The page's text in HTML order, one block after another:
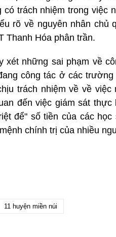
trách nhiệm trong việc
rõ về nguyên nhân chủ
Thanh Hóa phân trần.
những sai phạm về
công tác ở các trường
trách nhiệm về về việc
đến việc giám sát thực
để" số tiền của các học
chính trị của nhiều
11 huyện miền núi